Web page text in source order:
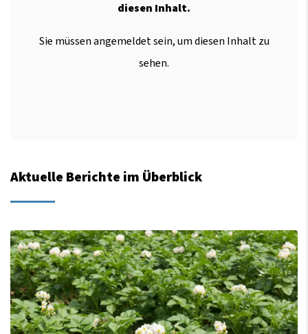
diesen Inhalt.
Sie müssen angemeldet sein, um diesen Inhalt zu
sehen.
Aktuelle Berichte im Überblick